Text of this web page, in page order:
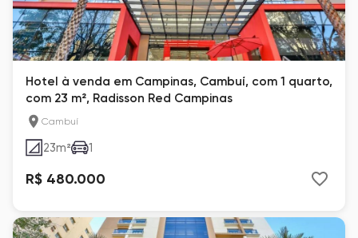
Hotel à venda em Campinas, Cambuí, com 1 quarto,
com 23 m², Radisson Red Campinas
Cambuí
23m² 1
R$ 480.000